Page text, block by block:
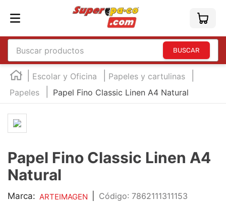
Buscar productos
Escolar y Oficina
Papeles y cartulinas
Papeles
Papel Fino Classic Linen A4 Natural
Papel Fino Classic Linen A4
Natural
Marca: ARTEIMAGEN : 7862111311153
TÉRMINOS MÁS BUSCADOS
england
2.
marcador e300
3
5.
mouse
6.
marcadores
7.
audifonos